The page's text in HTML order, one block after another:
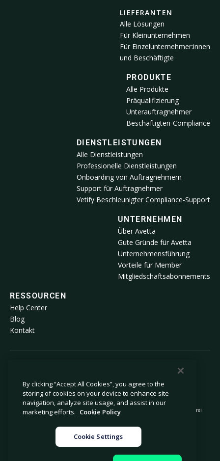
LIEFERANTEN
Alle Lösungen
Für Kleinunternehmen
Für Einzelunternehmer:innen
und Beschäftigte
PRODUKTE
Alle Produkte
Präqualifizierung
Unterauftragnehmer
Beschäftigten-Compliance
DIENSTLEISTUNGEN
Alle Dienstleistungen
Professionelle Dienstleistungen
Onboarding von Auftragnehmern
Support für Auftragnehmer
Vetify Beschleunigter Compliance-Support
UNTERNEHMEN
Über Avetta
Gute Gründe für Avetta
Unternehmensführung
Vorteile für Member
Mitgliedschaftsabonnements
RESSOURCEN
Help Center
Blog
Kontakt
Datenschutzrichtlinie
Cookie-Richtlinie
Hinweis bei der Erfassung
Stellungnahme zu moderner Sklaverei
nicht verkaufen oder weitergeben
Rechtliches
Cookie-Einstellungen
By clicking “Accept All Cookies”, you agree to the
storing of cookies on your device to enhance site
navigation, analyze site usage, and assist in our
marketing efforts. Cookie Policy
Cookie Settings